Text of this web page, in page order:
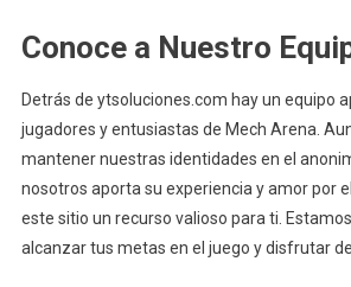
Conoce a Nuestro
Detrás de ytsoluciones.com hay un equipo
jugadores y entusiastas de Mech Arena.
mantener nuestras identidades en el
nosotros aporta su experiencia y amor por
este sitio un recurso valioso para ti.
alcanzar tus metas en el juego y disfrutar